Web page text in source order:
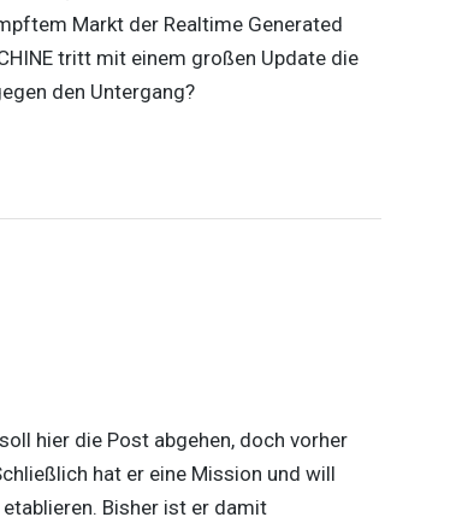
Markt der Realtime Generated
tritt mit einem großen Update die
den Untergang?
hier die Post abgehen, doch vorher
hat er eine Mission und will
Bisher ist er damit